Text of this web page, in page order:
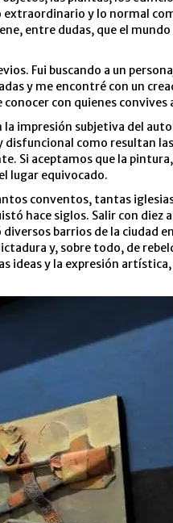
y lo normal
entre dudas, que el
Fui buscando a un
y me encontré con un
con quienes convives
impresión subjetiva del
como resultan
Si aceptamos que la
lugar equivocado.
conventos, tantas
hace siglos. Salir con diez
barrios de la ciudad
y, sobre todo, de
ideas y la expresión